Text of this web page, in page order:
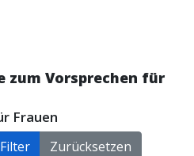
zum Vorsprechen für
Frauen
Filter Zurücksetzen